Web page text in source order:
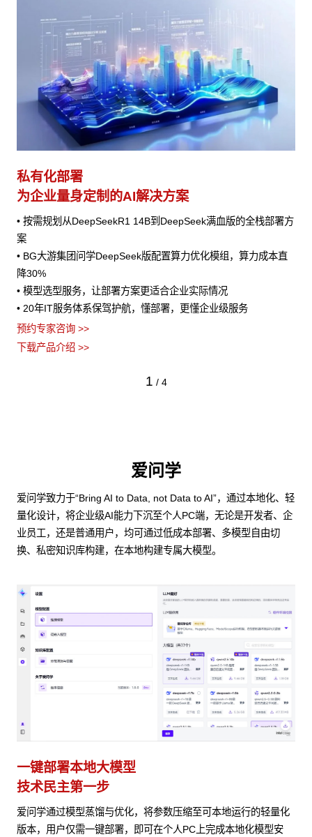
私有化部署
为企业量身定制的AI解决方案
• 按需规划从DeepSeekR1 14B到DeepSeek满血版的全栈部署方
案
• BG大游集团问学DeepSeek版配置算力优化模组，算力成本直
降30%
• 模型选型服务，让部署方案更适合企业实际情况
• 20年IT服务体系保驾护航，懂部署，更懂企业级服务
预约专家咨询 >>
下载产品介绍 >>
1 / 4
爱问学
爱问学致力于“Bring AI to Data, not Data to AI”，通过本地化、轻
量化设计，将企业级AI能力下沉至个人PC端，无论是开发者、企
业员工，还是普通用户，均可通过低成本部署、多模型自由切
换、私密知识库构建，在本地构建专属大模型。
一键部署本地大模型
技术民主第一步
爱问学通过模型蒸馏与优化，将参数压缩至可本地运行的轻量化
版本，用户仅需一键部署，即可在个人PC上完成本地化模型安